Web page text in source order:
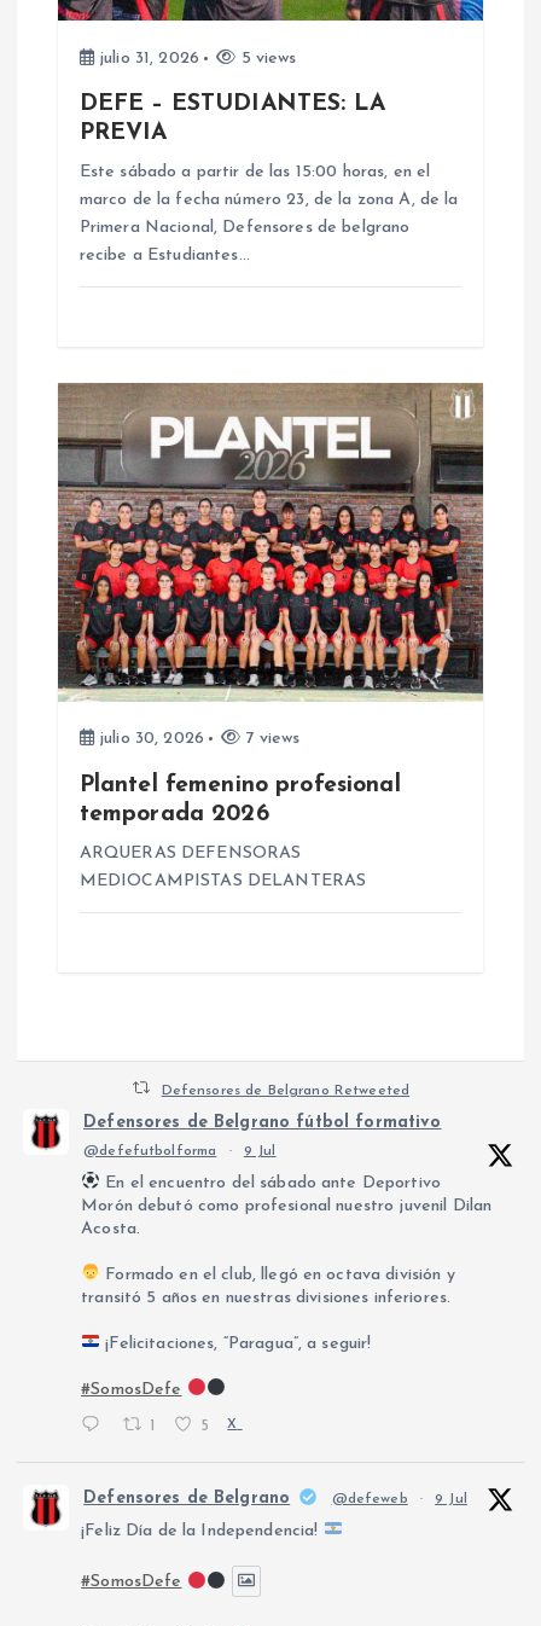
d
a
s
julio 31, 2026 5 views
DEFE – ESTUDIANTES: LA
PREVIA
Este sábado a partir de las 15:00 horas, en el
marco de la fecha número 23, de la zona A, de la
Primera Nacional, Defensores de belgrano
recibe a Estudiantes…
julio 30, 2026 7 views
Plantel femenino profesional
temporada 2026
ARQUERAS DEFENSORAS
MEDIOCAMPISTAS DELANTERAS
Defensores de Belgrano Retweeted
Defensores de Belgrano fútbol formativo
@defefutbolforma · 9 Jul
En el encuentro del sábado ante Deportivo
Morón debutó como profesional nuestro juvenil Dilan
Acosta.
Formado en el club, llegó en octava división y
transitó 5 años en nuestras divisiones inferiores.
¡Felicitaciones, “Paragua”, a seguir!
#SomosDefe
1 5 X
Defensores de Belgrano @defeweb · 9 Jul
¡Feliz Día de la Independencia!
#SomosDefe